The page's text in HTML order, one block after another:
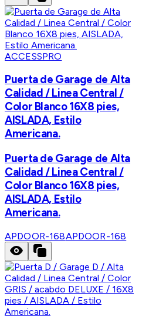
ACCESSPRO
Puerta de Garage de Alta
Calidad / Linea Central /
Color Blanco 16X8 pies,
AISLADA, Estilo
Americana.
Puerta de Garage de Alta
Calidad / Linea Central /
Color Blanco 16X8 pies,
AISLADA, Estilo
Americana.
APDOOR-168APDOOR-168